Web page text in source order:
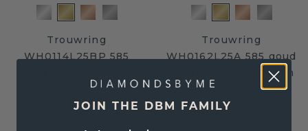
Trouwring
WH0114L25BP 585
Trouwring
WH0162L25A 585 goud
smaragd ±5,5 x 1,7 mm
JOIN THE DBM FAMILY